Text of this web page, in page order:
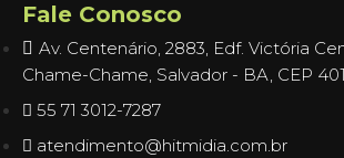
Fale Conosco
Av. Centenário, 2883, Edf. Victória
Chame-Chame, Salvador - BA, CEP
55 71 3012-7287
atendimento@hitmidia.com.br